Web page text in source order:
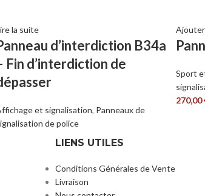
la suite
d’interdiction B34a
Fin d’interdiction de
et signalisation, Panneaux de
de police
Sport
270,00
LIENS UTILES
Conditions Générales de Vente
Livraison